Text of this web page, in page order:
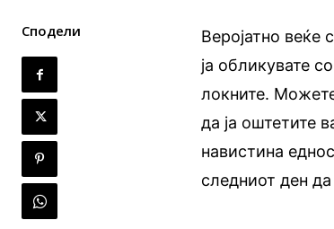
Сподели
Веројатно веќе
ја обликувате
локните.
да ја оштетите
навистина
следниот ден